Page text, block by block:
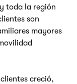
toda la región
son
mayores
creció,